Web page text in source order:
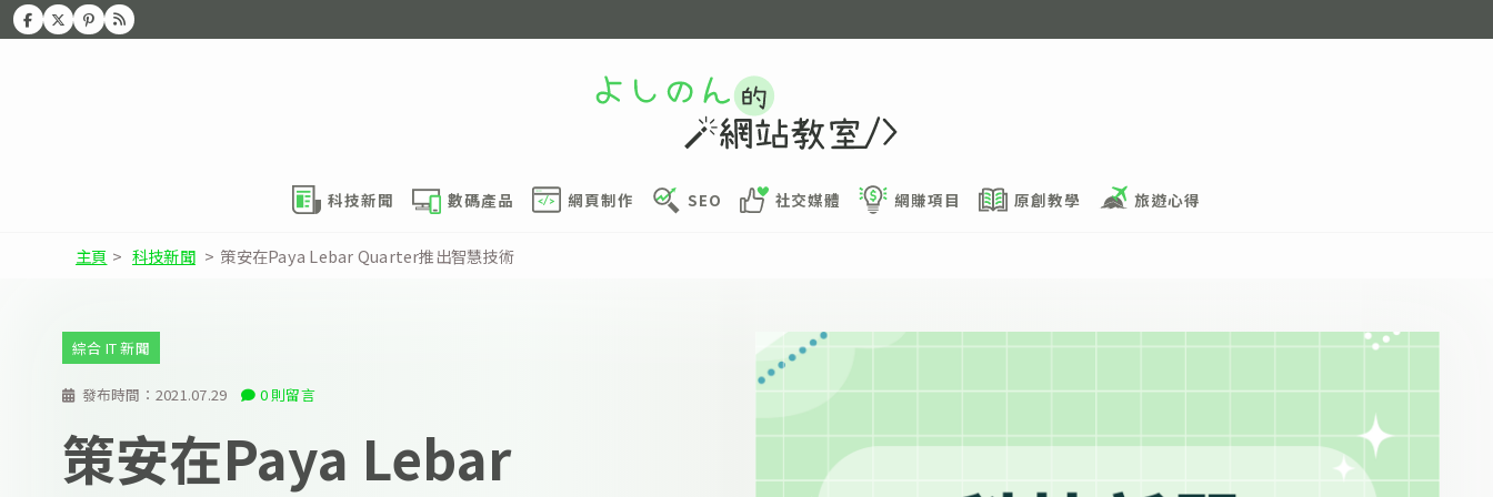
科技新聞 數碼產品 網頁制作 SEO 社交媒體 網賺項目 原創教學 旅遊心得
主頁 > 科技新聞 > 策安在Paya Lebar Quarter推出智慧技術
發布時間： 2021.07.29 0 則留言
綜合 IT 新聞
策安在Paya Lebar